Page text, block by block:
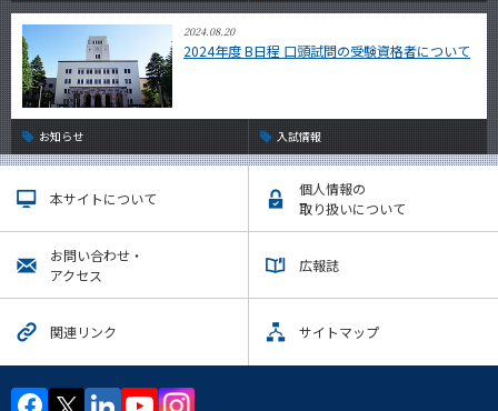
2024.08.20
2024年度 B日程 口頭試問の受験資格者について
お知らせ 入試情報
本サイトについて
個人情報の
取り扱いについて
お問い合わせ・
アクセス
広報誌
関連リンク サイトマップ